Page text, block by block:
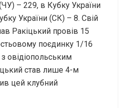
– 229, в Кубку України
України (СК) – 8. Свій
Ракіцький провів 15
поєдинку 1/16
овідіопольським
став лише 4-м
цей клубний